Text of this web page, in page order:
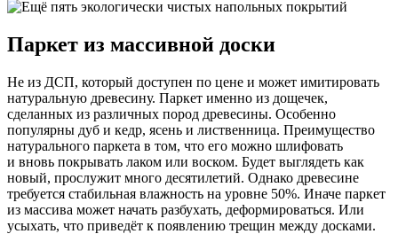
Паркет из массивной доски
Не из ДСП, который доступен по цене и может имитировать
натуральную древесину. Паркет именно из дощечек,
сделанных из различных пород древесины. Особенно
популярны дуб и кедр, ясень и лиственница. Преимущество
натурального паркета в том, что его можно шлифовать
и вновь покрывать лаком или воском. Будет выглядеть как
новый, прослужит много десятилетий. Однако древесине
требуется стабильная влажность на уровне 50%. Иначе паркет
из массива может начать разбухать, деформироваться. Или
усыхать, что приведёт к появлению трещин между досками.